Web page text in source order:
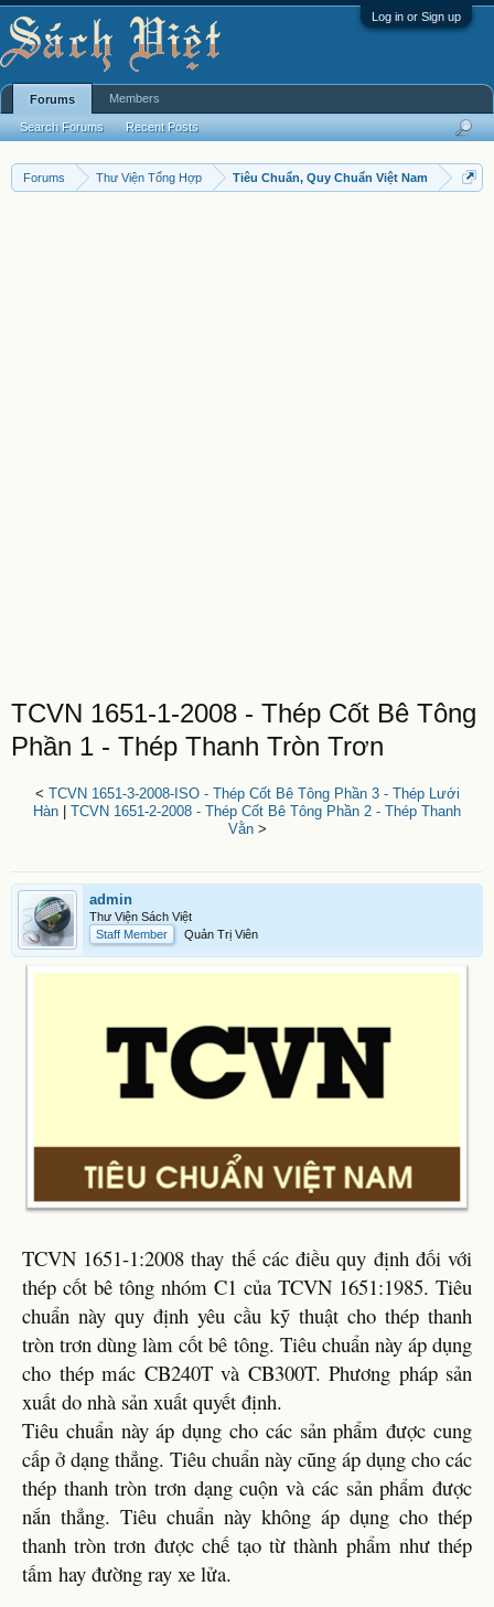
Log in or Sign up
Forums Thư Viện Tổng Hợp Tiêu Chuẩn, Quy Chuẩn Việt Nam
TCVN 1651-1-2008 - Thép Cốt Bê Tông
Phần 1 - Thép Thanh Tròn Trơn
< TCVN 1651-3-2008-ISO - Thép Cốt Bê Tông Phần 3 - Thép Lưới
Hàn
TCVN 1651-2-2008 - Thép Cốt Bê Tông Phần 2 - Thép Thanh
Vằn>
admin
Thư Viện Sách Việt
Staff Member
Quản Trị Viên
TCVN 1651-1:2008 thay thế các điều quy định đối với
thép cốt bê tông nhóm C1 của TCVN 1651:1985. Tiêu
chuẩn này quy định yêu cầu kỹ thuật cho thép thanh
tròn trơn dùng làm cốt bê tông. Tiêu chuẩn này áp dụng
cho thép mác CB240T và CB300T. Phương pháp sản
xuất do nhà sản xuất quyết định.
Tiêu chuẩn này áp dụng cho các sản phẩm được cung
cấp ở dạng thẳng. Tiêu chuẩn này cũng áp dụng cho các
thép thanh tròn trơn dạng cuộn và các sản phẩm được
nắn thẳng. Tiêu chuẩn này không áp dụng cho thép
thanh tròn trơn được chế tạo từ thành phẩm như thép
tấm hay đường ray xe lửa.
Forums
Search Forums Recent Posts
Members